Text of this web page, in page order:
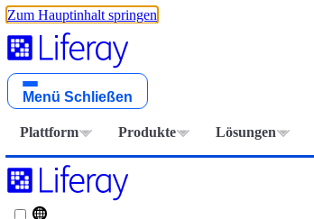
Zum Hauptinhalt springen
Menü Schließen
Plattform Produkte Lösungen